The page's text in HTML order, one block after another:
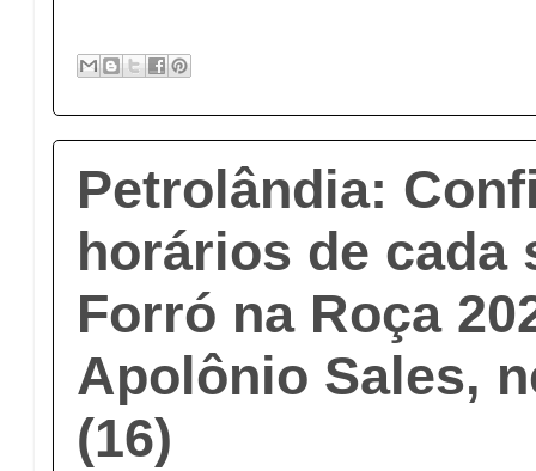
Petrolândia:
horários de cada
Forró na Roça
Apolônio Sales,
(16)